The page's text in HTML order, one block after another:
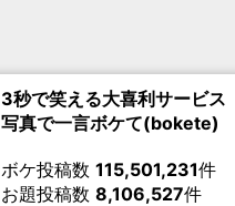
3秒で笑える大喜利サービス
写真で一言ボケて(bokete)
ボケ投稿数 115,501,231件
お題投稿数 8,106,527件